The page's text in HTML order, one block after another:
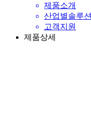
제품소개
산업별솔루션
고객지원
제품상세